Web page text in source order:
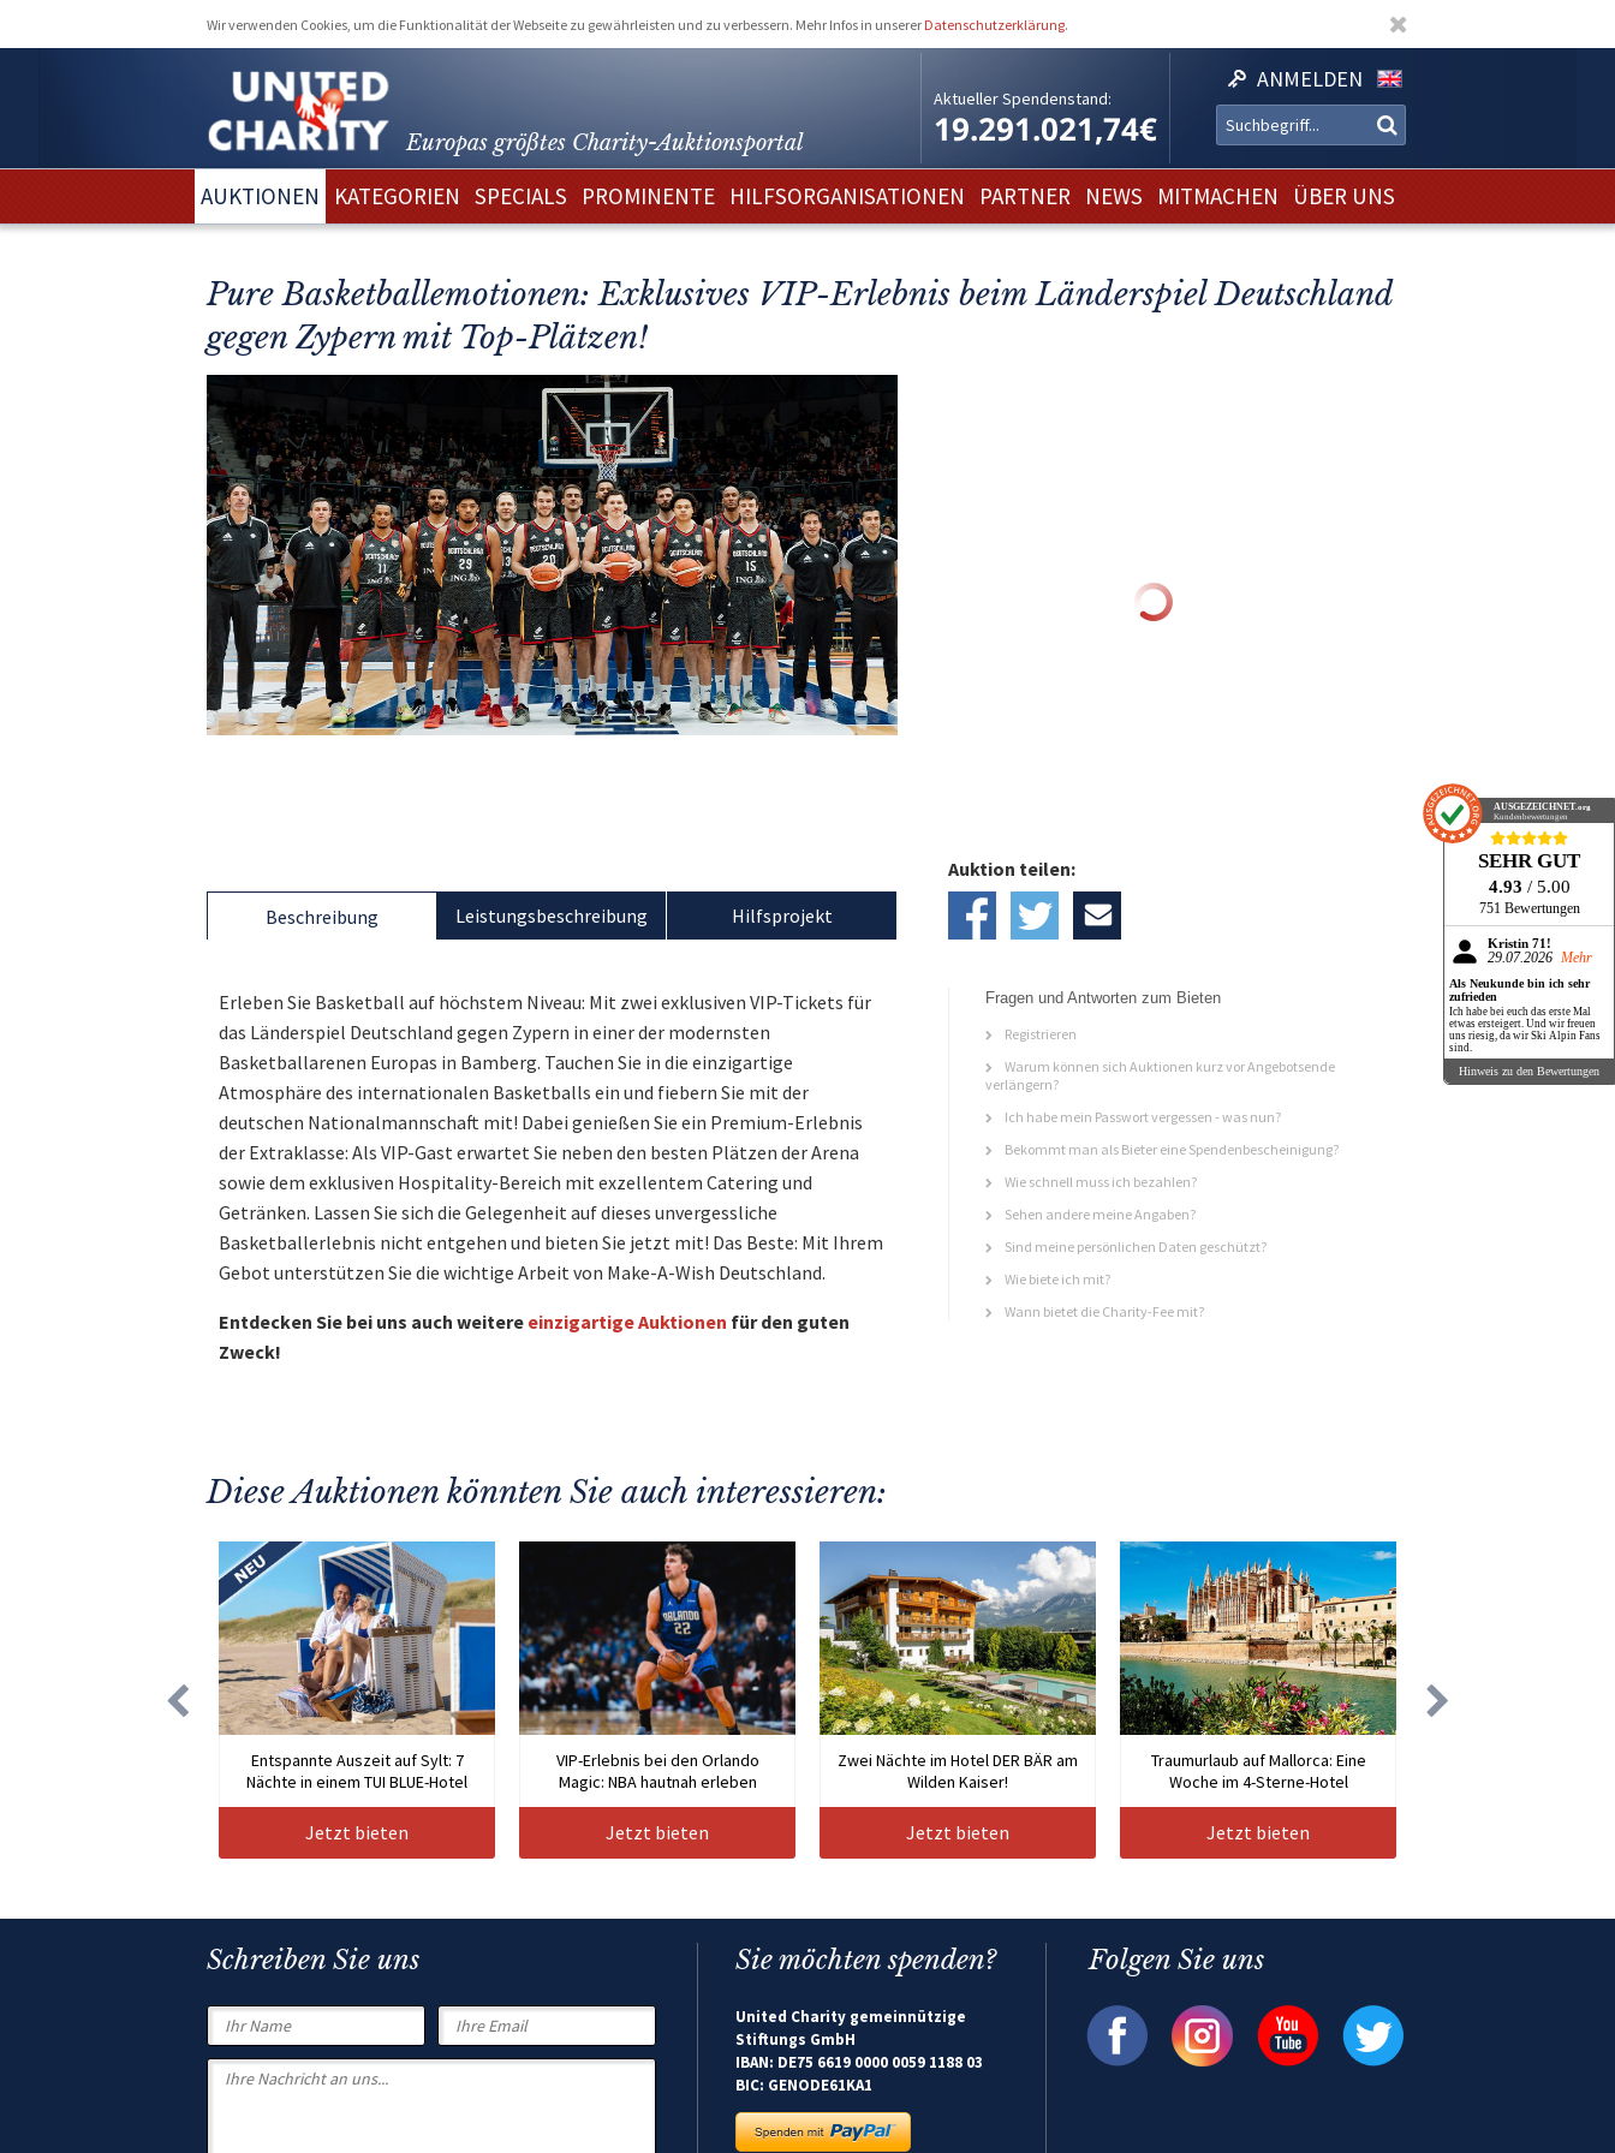
Wir verwenden Cookies, um die Funktionalität der Webseite zu gewährleisten und zu verbessern. Mehr Infos in unserer Datenschutzerklärung.
Europas größtes Charity-Auktionsportal
Aktueller Spendenstand:
19.291.021,74€
ANMELDEN
AUKTIONEN KATEGORIEN SPECIALS PROMINENTE HILFSORGANISATIONEN PARTNER NEWS MITMACHEN ÜBER UNS
Pure Basketballemotionen: Exklusives VIP-Erlebnis beim Länderspiel Deutschland
gegen Zypern mit Top-Plätzen!
Beschreibung
Erleben Sie Basketball auf höchstem Niveau: Mit zwei exklusiven VIP-Tickets für
das Länderspiel Deutschland gegen Zypern in einer der modernsten
Basketballarenen Europas in Bamberg. Tauchen Sie in die einzigartige
Atmosphäre des internationalen Basketballs ein und fiebern Sie mit der
deutschen Nationalmannschaft mit! Dabei genießen Sie ein Premium-Erlebnis
der Extraklasse: Als VIP-Gast erwartet Sie neben den besten Plätzen der Arena
sowie dem exklusiven Hospitality-Bereich mit exzellentem Catering und
Getränken. Lassen Sie sich die Gelegenheit auf dieses unvergessliche
Basketballerlebnis nicht entgehen und bieten Sie jetzt mit! Das Beste: Mit Ihrem
Gebot unterstützen Sie die wichtige Arbeit von Make-A-Wish Deutschland.
Entdecken Sie bei uns auch weitere einzigartige Auktionen für den guten
Zweck!
Leistungsbeschreibung Hilfsprojekt
Auktion teilen:
Fragen und Antworten zum Bieten
Registrieren
Warum können sich Auktionen kurz vor Angebotsende
verlängern?
Ich habe mein Passwort vergessen - was nun?
Bekommt man als Bieter eine Spendenbescheinigung?
Wie schnell muss ich bezahlen?
Sehen andere meine Angaben?
Sind meine persönlichen Daten geschützt?
Wie biete ich mit?
Wann bietet die Charity-Fee mit?
Diese Auktionen könnten Sie auch interessieren:
Entspannte Auszeit auf Sylt: 7
Nächte in einem TUI BLUE-Hotel
Jetzt bieten
VIP-Erlebnis bei den Orlando
Magic: NBA hautnah erleben
Jetzt bieten
Zwei Nächte im Hotel DER BÄR am
Wilden Kaiser!
Jetzt bieten
Traumurlaub auf Mallorca: Eine
Woche im 4-Sterne-Hotel
Jetzt bieten
Schreiben Sie uns Sie möchten spenden?
United Charity gemeinnützige
Stiftungs GmbH
IBAN: DE75 6619 0000 0059 1188 03
BIC: GENODE61KA1
Folgen Sie uns
AUSGEZEICHNET .org
Kundenbewertungen
SEHR GUT
4.93 / 5.00
751 Bewertungen
Kristin 71!
29.07.2026 Mehr
Als Neukunde bin ich sehr
zufrieden
Ich habe bei euch das erste Mal
etwas ersteigert. Und wir freuen
uns riesig, da wir Ski Alpin Fans
sind.
Hinweis zu den Bewertungen